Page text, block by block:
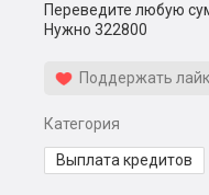
Переведите любую
Нужно 322800
Поддержать
Категория
Выплата кредитов